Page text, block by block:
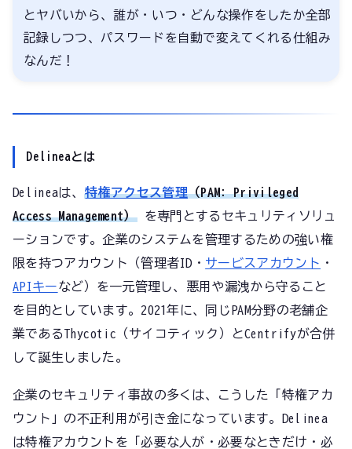
とヤバいから、誰が・いつ・どんな操作をしたか全部
記録しつつ、パスワードを自動で変えてくれる仕組み
なんだ！
Delineaとは
Delineaは、 特権アクセス管理（PAM: Privileged
Access Management） を専門とするセキュリティソリュ
ーションです。企業のシステムを管理するための強い権
限を持つアカウント（管理者ID・ サービスアカウント ・
APIキーなど）を一元管理し、悪用や漏洩から守ること
を目的としています。2021年に、同じPAM分野の老舗企
業であるThycotic（サイコティック）とCentrifyが合併
して誕生しました。
企業のセキュリティ事故の多くは、こうした「特権アカ
ウント」の不正利用が引き金になっています。Delinea
は特権アカウントを「必要な人が・必要なときだけ・必